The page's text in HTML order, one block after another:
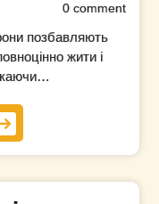
0 comment
позбавляють
жити і